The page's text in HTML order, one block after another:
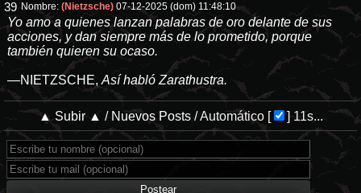
39 Nombre:(Nietzsche) 07-12-2025 (dom) 11:48:10
Yo amo a quienes lanzan palabras de oro delante de sus
acciones, y dan siempre más de lo prometido, porque
también quieren su ocaso.
—NIETZSCHE, Así habló Zarathustra.
▲ Subir ▲ / Nuevos Posts/Automático[ ] 10s...